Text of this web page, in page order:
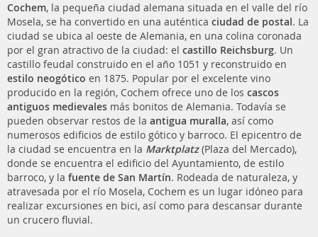
Cochem, la pequeña ciudad alemana situada en el valle del río
Mosela, se ha convertido en una auténtica ciudad de postal. La
ciudad se ubica al oeste de Alemania, en una colina coronada
por el gran atractivo de la ciudad: el castillo Reichsburg. Un
castillo feudal construido en el año 1051 y reconstruido en
estilo neogótico en 1875. Popular por el excelente vino
producido en la región, Cochem ofrece uno de los cascos
antiguos medievales más bonitos de Alemania. Todavía se
pueden observar restos de la antigua muralla, así como
numerosos edificios de estilo gótico y barroco. El epicentro de
la ciudad se encuentra en la Marktplatz(Plaza del Mercado),
donde se encuentra el edificio del Ayuntamiento, de estilo
barroco, y la fuente de San Martín. Rodeada de naturaleza, y
atravesada por el río Mosela, Cochem es un lugar idóneo para
realizar excursiones en bici, así como para descansar durante
un crucero fluvial.